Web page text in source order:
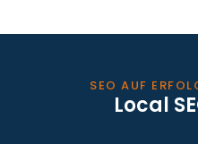
SEO AUF
Local